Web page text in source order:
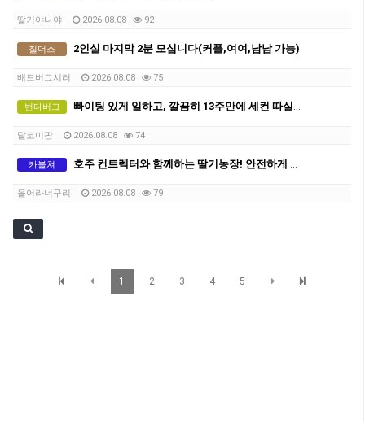
딸기야나야 2026.08.08 92
칠더스 2인실 마지막 2분 모십니다(커플,여여,남남 가능)
배드버그시러 2026.08.08 75
번다버그 빠이팅 있게 일하고, 깔끔히 13주만에 세컨 따실분
달코미팜 2026.08.08 74
카불쳐 호주 컨트렉터와 함께하는 딸기농장! 안전하게 세컨따세요
울어라너구리 2026.08.08 79
1 2 3 4 5